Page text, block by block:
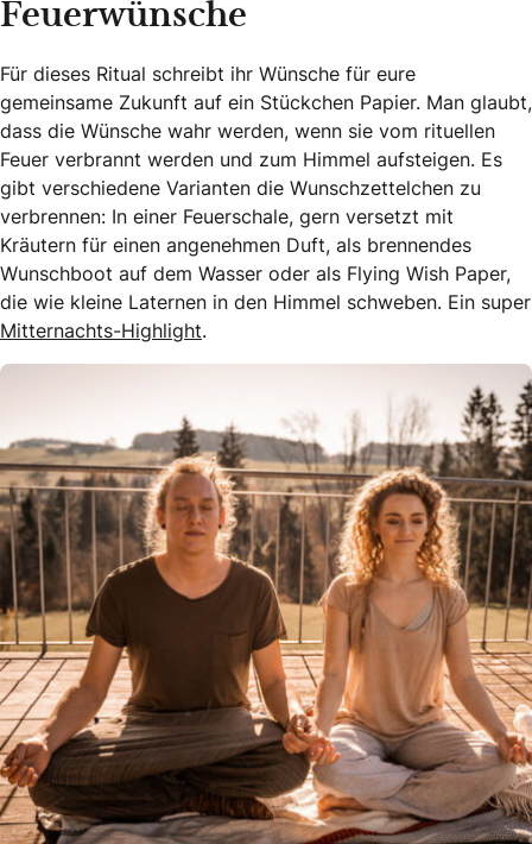
Feuerwünsche
Für dieses Ritual schreibt ihr Wünsche für eure
gemeinsame Zukunft auf ein Stückchen Papier. Man glaubt,
dass die Wünsche wahr werden, wenn sie vom rituellen
Feuer verbrannt werden und zum Himmel aufsteigen. Es
gibt verschiedene Varianten die Wunschzettelchen zu
verbrennen: In einer Feuerschale, gern versetzt mit
Kräutern für einen angenehmen Duft, als brennendes
Wunschboot auf dem Wasser oder als Flying Wish Paper,
die wie kleine Laternen in den Himmel schweben. Ein super
Mitternachts-Highlight.